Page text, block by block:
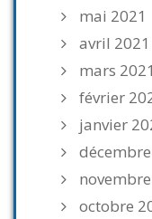
mai 2021
avril 2021
mars 2021
février
janvier
octobre